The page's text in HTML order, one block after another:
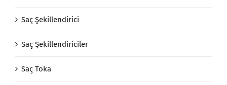
Saç Şekillendirici
Saç Şekillendiriciler
Saç Toka